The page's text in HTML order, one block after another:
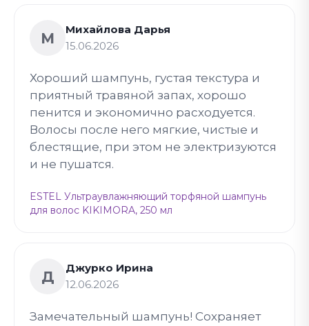
М
Михайлова Дарья
15.06.2026
Хороший шампунь, густая текстура и
приятный травяной запах, хорошо
пенится и экономично расходуется.
Волосы после него мягкие, чистые и
блестящие, при этом не электризуются
и не пушатся.
ESTEL Ультраувлажняющий торфяной шампунь
для волос KIKIMORA, 250 мл
Д
Джурко Ирина
12.06.2026
Замечательный шампунь! Сохраняет